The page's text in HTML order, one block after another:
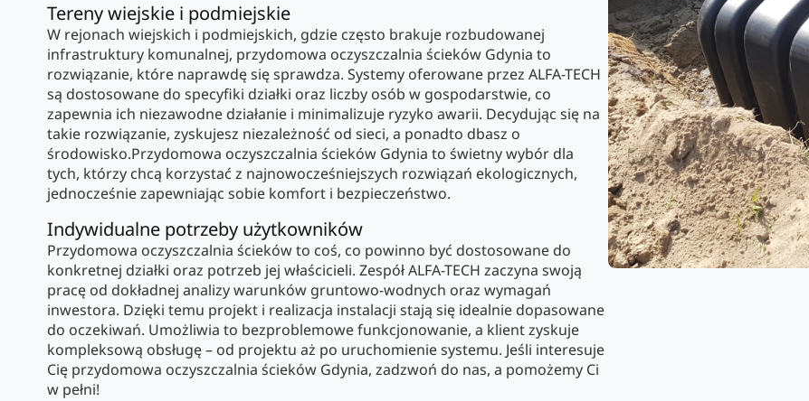
Tereny wiejskie i podmiejskie
W rejonach wiejskich i podmiejskich, gdzie często brakuje rozbudowanej
infrastruktury komunalnej, przydomowa oczyszczalnia ścieków Gdynia to
rozwiązanie, które naprawdę się sprawdza. Systemy oferowane przez ALFA-TECH
są dostosowane do specyfiki działki oraz liczby osób w gospodarstwie, co
zapewnia ich niezawodne działanie i minimalizuje ryzyko awarii. Decydując się na
takie rozwiązanie, zyskujesz niezależność od sieci, a ponadto dbasz o
środowisko.Przydomowa oczyszczalnia ścieków Gdynia to świetny wybór dla
tych, którzy chcą korzystać z najnowocześniejszych rozwiązań ekologicznych,
jednocześnie zapewniając sobie komfort i bezpieczeństwo.
Indywidualne potrzeby użytkowników
Przydomowa oczyszczalnia ścieków to coś, co powinno być dostosowane do
konkretnej działki oraz potrzeb jej właścicieli. Zespół ALFA-TECH zaczyna swoją
pracę od dokładnej analizy warunków gruntowo-wodnych oraz wymagań
inwestora. Dzięki temu projekt i realizacja instalacji stają się idealnie dopasowane
do oczekiwań. Umożliwia to bezproblemowe funkcjonowanie, a klient zyskuje
kompleksową obsługę – od projektu aż po uruchomienie systemu. Jeśli interesuje
Cię przydomowa oczyszczalnia ścieków Gdynia, zadzwoń do nas, a pomożemy Ci
w pełni!